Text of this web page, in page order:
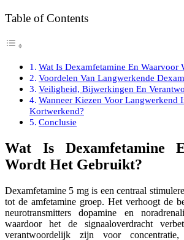
Table of Contents
Wat Is Dexamfetamine En Waarvoor
Voordelen Van Langwerkende
Veiligheid, Bijwerkingen En
Wanneer Kiezen Voor Langwerkend
Kortwerkend?
Conclusie
Wat Is Dexamfetamine
Wordt Het Gebruikt?
Dexamfetamine 5 mg is een centraal
tot de amfetamine groep. Het verhoogt de
neurotransmitters dopamine en
waardoor het de signaaloverdracht
verantwoordelijk zijn voor concentratie,